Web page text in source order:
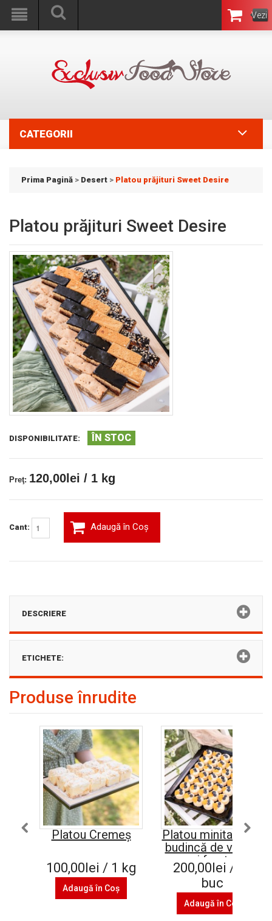
Vezi
Coşul
CATEGORII
Prima Pagină > Desert > Platou prăjituri Sweet Desire
Platou prăjituri Sweet Desire
DISPONIBILITATE: ÎN STOC
Preţ: 120,00lei / 1 kg
Cant: Adaugă în Coş
DESCRIERE
ETICHETE:
Produse înrudite
Platou Cremeș
100,00lei / 1 kg
Adaugă în Coş
Platou minitarte cu
budincă de vanilie
și fructe
200,00lei / 35
buc
Adaugă în Coş